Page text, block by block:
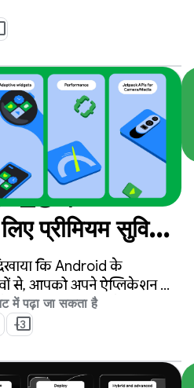
हुई बात नहीं है कि अब डिवाइस
हो गई है.
में
सुविधाएं
कि Android के
से, आपको अपने ऐप्लिकेशन की
मदद मिल सकती है. साथ ही,
से ज़्यादा असरदार बनाया जा
में पढ़ा जा सकता है
+3